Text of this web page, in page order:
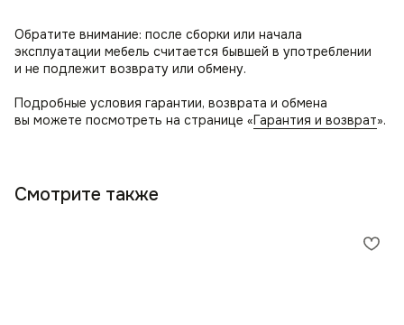
Обратите внимание: после сборки или начала
эксплуатации мебель считается бывшей в употреблении
и не подлежит возврату или обмену.
Подробные условия гарантии, возврата и обмена
вы можете посмотреть на странице «Гарантия и возврат».
Смотрите также